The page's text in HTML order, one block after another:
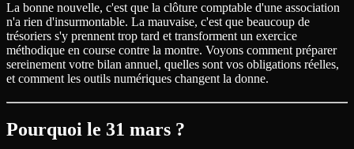
La bonne nouvelle, c'est que la clôture comptable d'une association
n'a rien d'insurmontable. La mauvaise, c'est que beaucoup de
trésoriers s'y prennent trop tard et transforment un exercice
méthodique en course contre la montre. Voyons comment préparer
sereinement votre bilan annuel, quelles sont vos obligations réelles,
et comment les outils numériques changent la donne.
Pourquoi le 31 mars ?